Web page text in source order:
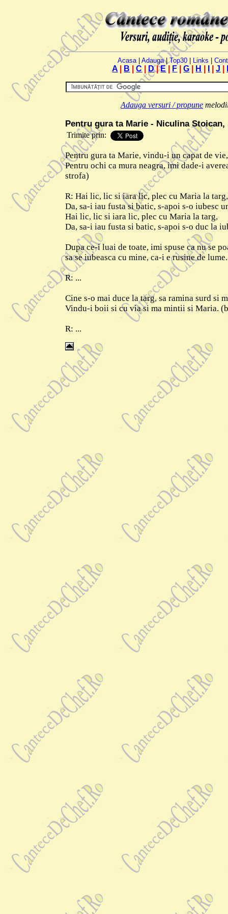
Acasa|Adauga|Top30 Links |
A B |C D|E F |G H |J
Adauga versuri / propune
Pentru gura ta Marie - Niculina Stoican,
Trimite prin:
Pentru gura ta Marie, vindu-i un capat de vie,
Pentru ochi ca mura neagra, imi dade-i
strofa)
R: Hai lic, lic si iara lic, plec cu Maria la targ,
Da, sa-i iau fusta si batic, s-apoi s-o iubesc
Hai lic, lic si iara lic, plec cu Maria la targ,
Da, sa-i iau fusta si batic, s-apoi s-o duc la
Dupa ce-i luai de toate, imi spuse ca nu se
sa se iubeasca cu mine, ca-i e rusine de
R: ...
Cine s-o mai duce la targ, sa ramina surd si
Vindu-i boii si cu via si ma mintii si Maria.
R: ...